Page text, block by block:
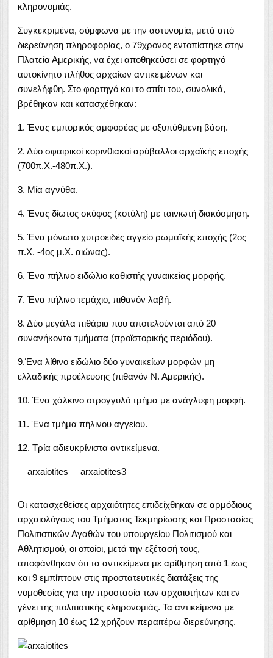
κληρονομιάς.
Συγκεκριμένα, σύμφωνα με την αστυνομία, μετά από
διερεύνηση πληροφορίας, ο 79χρονος εντοπίστηκε στην
Πλατεία Αμερικής, να έχει αποθηκεύσει σε φορτηγό
αυτοκίνητο πλήθος αρχαίων αντικειμένων και
συνελήφθη. Στο φορτηγό και το σπίτι του, συνολικά,
βρέθηκαν και κατασχέθηκαν:
1. Ένας εμπορικός αμφορέας με οξυπύθμενη βάση.
2. Δύο σφαιρικοί κορινθιακοί αρύβαλλοι αρχαϊκής εποχής
(700π.Χ.-480π.Χ.).
3. Μία αγνύθα.
4. Ένας δίωτος σκύφος (κοτύλη) με ταινιωτή διακόσμηση.
5. Ένα μόνωτο χυτροειδές αγγείο ρωμαϊκής εποχής (2ος
π.Χ. -4ος μ.Χ. αιώνας).
6. Ένα πήλινο ειδώλιο καθιστής γυναικείας μορφής.
7. Ένα πήλινο τεμάχιο, πιθανόν λαβή.
8. Δύο μεγάλα πιθάρια που αποτελούνται από 20
συνανήκοντα τμήματα (προϊστορικής περιόδου).
9.Ένα λίθινο ειδώλιο δύο γυναικείων μορφών μη
ελλαδικής προέλευσης (πιθανόν Ν. Αμερικής).
10. Ένα χάλκινο στρογγυλό τμήμα με ανάγλυφη μορφή.
11. Ένα τμήμα πήλινου αγγείου.
12. Τρία αδιευκρίνιστα αντικείμενα.
Οι κατασχεθείσες αρχαιότητες επιδείχθηκαν σε αρμόδιους
αρχαιολόγους του Τμήματος Τεκμηρίωσης και Προστασίας
Πολιτιστικών Αγαθών του υπουργείου Πολιτισμού και
Αθλητισμού, οι οποίοι, μετά την εξέτασή τους,
αποφάνθηκαν ότι τα αντικείμενα με αρίθμηση από 1 έως
και 9 εμπίπτουν στις προστατευτικές διατάξεις της
νομοθεσίας για την προστασία των αρχαιοτήτων και εν
γένει της πολιτιστικής κληρονομιάς. Τα αντικείμενα με
αρίθμηση 10 έως 12 χρήζουν περαιτέρω διερεύνησης.